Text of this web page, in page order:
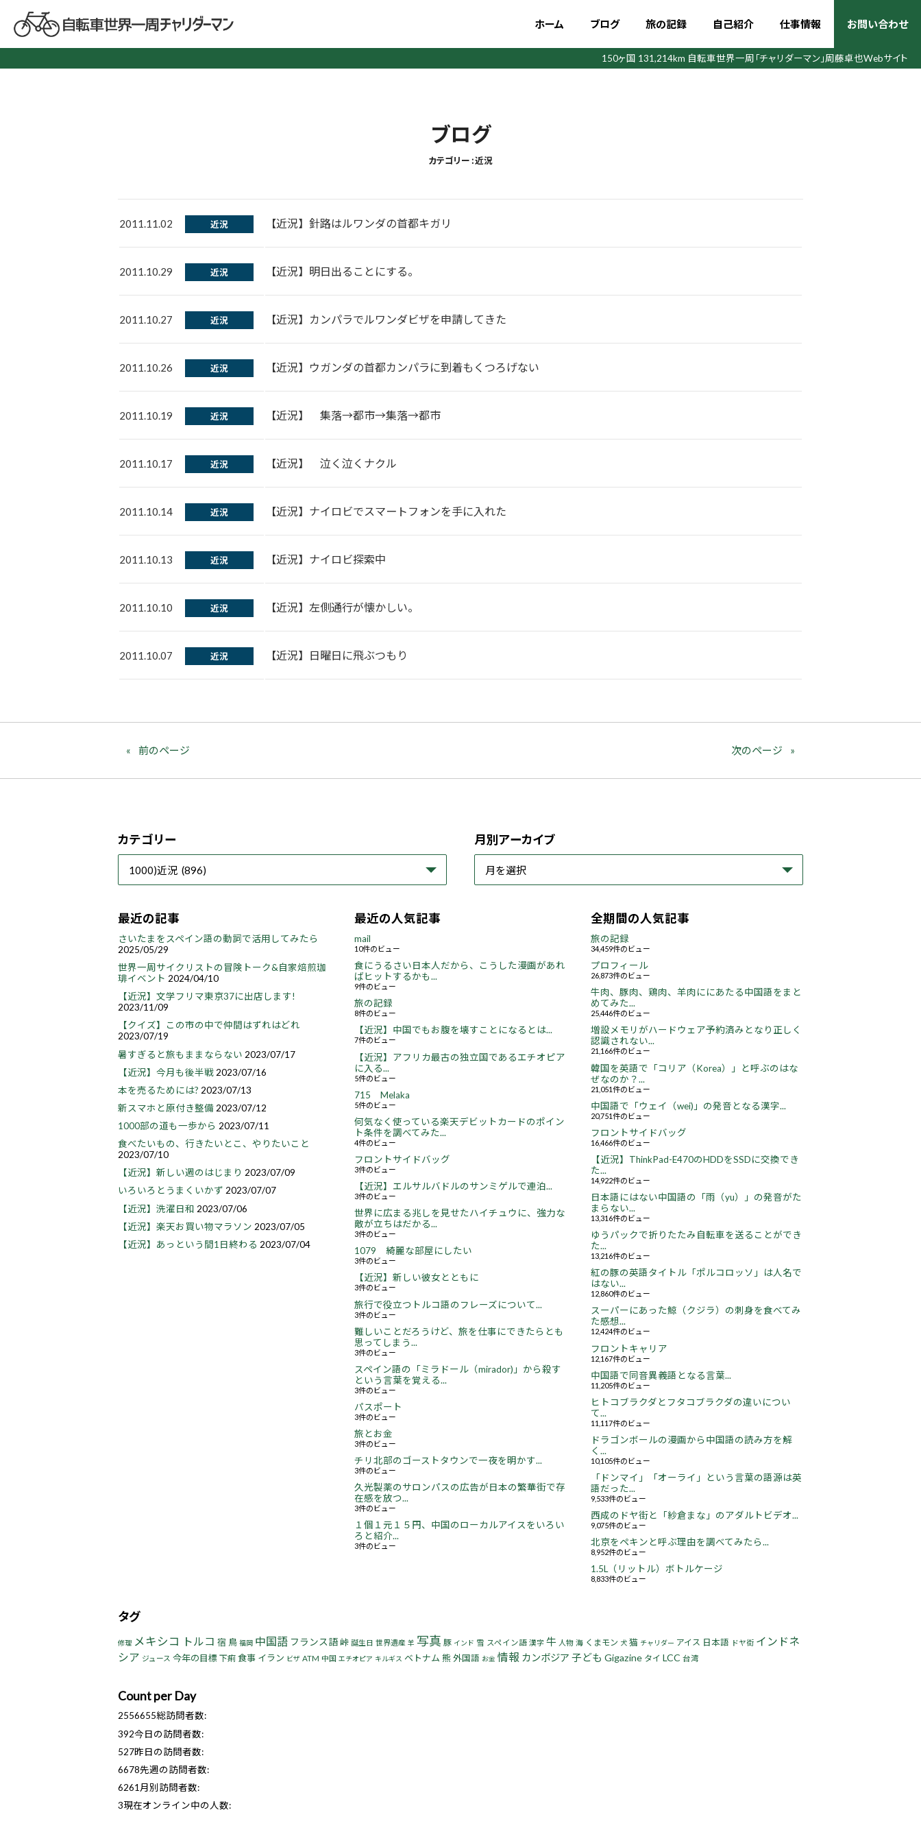
ホーム ブログ 旅の記録 自己紹介 仕事情報 お問い合わせ
150ヶ国 131,214km 自転車世界一周 「チャリダーマン」周藤卓也Webサイト
ブログ
カテゴリー : 近況
2011.11.02 近況 【近況】針路はルワンダの首都キガリ
2011.10.29 近況 【近況】明日出ることにする。
2011.10.27 近況 【近況】カンパラでルワンダビザを申請してきた
2011.10.26 近況 【近況】ウガンダの首都カンパラに到着もくつろげない
2011.10.19 近況 【近況】 集落→都市→集落→都市
2011.10.17 近況 【近況】 泣く泣くナクル
2011.10.14 近況 【近況】ナイロビでスマートフォンを手に入れた
2011.10.13 近況 【近況】ナイロビ探索中
2011.10.10 近況 【近況】左側通行が懐かしい。
2011.10.07 近況 【近況】日曜日に飛ぶつもり
前のページ 次のページ
カテゴリー 月別アーカイブ
最近の記事
さいたまをスペイン語の動詞で活用してみたら
2025/05/29
世界一周サイクリストの冒険トーク&自家焙煎珈
琲イベント 2024/04/10
【近況】文学フリマ東京37に出店します!
2023/11/09
【クイズ】この市の中で仲間はずれはどれ
2023/07/19
暑すぎると旅もままならない 2023/07/17
【近況】今月も後半戦 2023/07/16
本を売るためには? 2023/07/13
新スマホと原付き整備 2023/07/12
1000部の道も一歩から 2023/07/11
食べたいもの、行きたいとこ、やりたいこと
2023/07/10
【近況】新しい週のはじまり 2023/07/09
いろいろとうまくいかず 2023/07/07
【近況】洗濯日和 2023/07/06
【近況】楽天お買い物マラソン 2023/07/05
【近況】あっという間1日終わる 2023/07/04
最近の人気記事
mail
10件のビュー
食にうるさい日本人だから、こうした漫画があれ
ばヒットするかも...
9件のビュー
旅の記録
8件のビュー
【近況】中国でもお腹を壊すことになるとは...
7件のビュー
【近況】アフリカ最古の独立国であるエチオピア
に入る...
5件のビュー
715 Melaka
5件のビュー
何気なく使っている楽天デビットカードのポイン
ト条件を調べてみた...
4件のビュー
フロントサイドバッグ
3件のビュー
【近況】エルサルバドルのサンミゲルで連泊...
3件のビュー
世界に広まる兆しを見せたハイチュウに、強力な
敵が立ちはだかる...
3件のビュー
1079 綺麗な部屋にしたい
3件のビュー
【近況】新しい彼女とともに
3件のビュー
旅行で役立つトルコ語のフレーズについて...
3件のビュー
難しいことだろうけど、旅を仕事にできたらとも
思ってしまう...
3件のビュー
スペイン語の「ミラドール（mirador)」から殺す
という言葉を覚える...
3件のビュー
パスポート
3件のビュー
旅とお金
3件のビュー
チリ北部のゴーストタウンで一夜を明かす...
3件のビュー
久光製薬のサロンパスの広告が日本の繁華街で存
在感を放つ...
3件のビュー
１個１元１５円、中国のローカルアイスをいろい
ろと紹介...
3件のビュー
全期間の人気記事
旅の記録
34,459件のビュー
プロフィール
26,873件のビュー
牛肉、豚肉、鶏肉、羊肉ににあたる中国語をまと
めてみた...
25,446件のビュー
増設メモリがハードウェア予約済みとなり正しく
認識されない...
21,166件のビュー
韓国を英語で「コリア（Korea）」と呼ぶのはな
ぜなのか？...
21,051件のビュー
中国語で「ウェイ（wei)」の発音となる漢字...
20,751件のビュー
フロントサイドバッグ
16,466件のビュー
【近況】ThinkPad-E470のHDDをSSDに交換でき
た...
14,922件のビュー
日本語にはない中国語の「雨（yu）」の発音がた
まらない...
13,316件のビュー
ゆうパックで折りたたみ自転車を送ることができ
た...
13,216件のビュー
紅の豚の英語タイトル「ポルコロッソ」は人名で
はない...
12,860件のビュー
スーパーにあった鯨（クジラ）の刺身を食べてみ
た感想...
12,424件のビュー
フロントキャリア
12,167件のビュー
中国語で同音異義語となる言葉...
11,205件のビュー
ヒトコブラクダとフタコブラクダの違いについ
て...
11,117件のビュー
ドラゴンボールの漫画から中国語の読み方を解
く...
10,105件のビュー
「ドンマイ」「オーライ」という言葉の語源は英
語だった...
9,533件のビュー
西成のドヤ街と「紗倉まな」のアダルトビデオ...
9,075件のビュー
北京をペキンと呼ぶ理由を調べてみたら...
8,952件のビュー
1.5L（リットル）ボトルケージ
8,833件のビュー
タグ
修理 メキシコ トルコ 宿 鳥 福岡 中国語 フランス語峠 誕生日 世界遺産 羊 写真 豚 インド 雪 スペイン語 漢字 牛 人物 海 くまモン 犬 猫 チャリダー アイス 日本語 ドヤ街 インドネ
シア ジュース 今年の目標 下痢 食事 イラン ビザ ATM 中国 エチオピア キルギス ベトナム 熊 外国語 お金 情報 カンボジア 子ども Gigazine タイ LCC 台湾
Count per Day
2556655総訪問者数:
392今日の訪問者数:
527昨日の訪問者数:
6678先週の訪問者数:
6261 月別訪問者数:
3現在オンライン中の人数: